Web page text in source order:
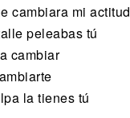
cambiara mi actitud
peleabas tú
cambiar
la tienes tú